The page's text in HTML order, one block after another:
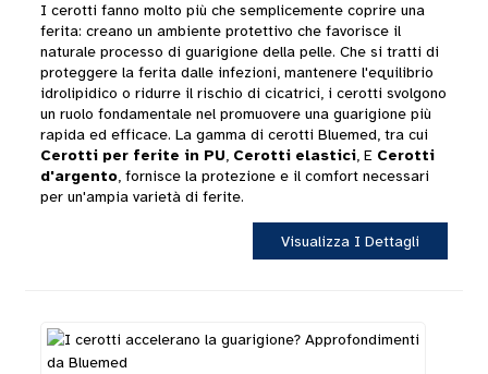
I cerotti fanno molto più che semplicemente coprire una
ferita: creano un ambiente protettivo che favorisce il
naturale processo di guarigione della pelle. Che si tratti di
proteggere la ferita dalle infezioni, mantenere l'equilibrio
idrolipidico o ridurre il rischio di cicatrici, i cerotti svolgono
un ruolo fondamentale nel promuovere una guarigione più
rapida ed efficace. La gamma di cerotti Bluemed, tra cui
Cerotti per ferite in PU, Cerotti elastici, E Cerotti
d'argento, fornisce la protezione e il comfort necessari
per un'ampia varietà di ferite.
Visualizza I Dettagli